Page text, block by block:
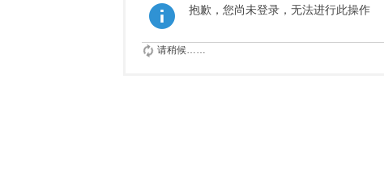
抱歉，您尚未登录，无法进行此操作
请稍候……